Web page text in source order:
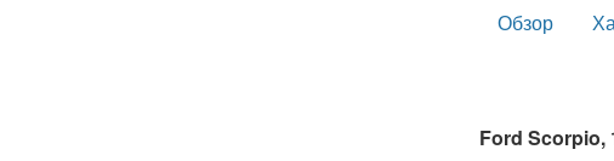
Обзор
Ford Scorpio,